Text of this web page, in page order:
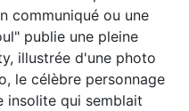
communiqué ou une
publie une pleine
illustrée d'une photo
le célèbre personnage
insolite qui semblait